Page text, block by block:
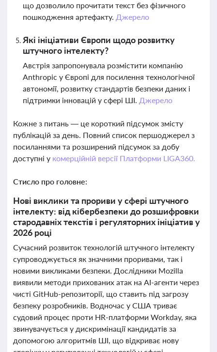
що дозволило прочитати текст без фізичного
пошкодження артефакту. Джерело
Які ініціативи Європи щодо розвитку
штучного інтелекту?
Австрія запропонувала розмістити компанію
Anthropic у Європі для посилення технологічної
автономії, розвитку стандартів безпеки даних і
підтримки інновацій у сфері ШІ. Джерело
Кожне з питань — це короткий підсумок змісту
публікацій за день. Повний список першоджерел з
посиланнями та розширений підсумок за добу
доступні у комерційній версії Платформи LIGA360.
Стисло про головне:
Нові виклики та прориви у сфері штучного
інтелекту: від кібербезпеки до розшифровки
стародавніх текстів і регуляторних ініціатив у
2026 році
Сучасний розвиток технологій штучного інтелекту
супроводжується як значними проривами, так і
новими викликами безпеки. Дослідники Mozilla
виявили методи прихованих атак на AI-агенти через
чисті GitHub-репозиторії, що ставить під загрозу
безпеку розробників. Водночас у США триває
судовий процес проти HR-платформи Workday, яка
звинувачується у дискримінації кандидатів за
допомогою алгоритмів ШІ, що відкриває нову